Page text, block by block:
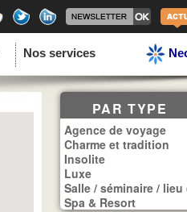
Nos services
PAR TYPE
Agence de voyage
Charme et tradition
Insolite
Luxe
Salle / séminaire / lieu
Spa & Resort